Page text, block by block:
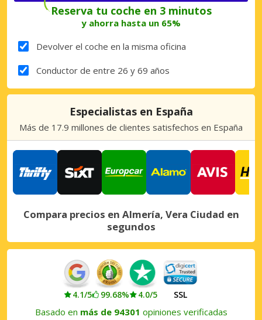
Reserva tu coche en 3 minutos
y ahorra hasta un 65%
Devolver el coche en la misma oficina
Conductor de entre 26 y 69 años
Especialistas en España
Más de 17.9 millones de clientes satisfechos en España
Compara precios en Almería, Vera Ciudad en
segundos
4.1/5 99.68% 4.0/5 SSL
Basado en más de 94301 opiniones verificadas